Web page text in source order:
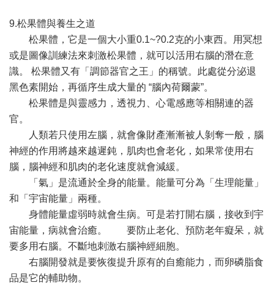
9.松果體與養生之道
松果體，它是一個大小重0.1~?0.2克的小東西。用冥想
或是圖像訓練法來刺激松果體，就可以活用右腦的潛在意
識。 松果體又有「調節器官之王」的稱號。此處從分泌退
黑色素開始，再循序生成大量的 “腦內荷爾蒙”。
松果體是與靈感力，透視力、心電感應等相關連的器
官。
人類若只使用左腦，就會像財產漸漸被人剝奪一般，腦
神經的作用將越來越遲鈍，肌肉也會老化，如果常使用右
腦，腦神經和肌肉的老化速度就會減緩。
「氣」是流通於全身的能量。能量可分為「生理能量」
和「宇宙能量」兩種。
身體能量虛弱時就會生病。可是若打開右腦，接收到宇
宙能量，病就會治癒。 要防止老化、預防老年癡呆，就
要多用右腦。不斷地刺激右腦神經細胞。
右腦開發就是要恢復提升原有的自癒能力，而卵磷脂食
品是它的輔助物。